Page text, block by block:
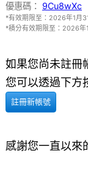
優惠碼： 9Cu8wXc
*有效期限至：2026年1月
*積分有效期限至：2026年
如果您尚未註冊
您可以透過下方
註冊新帳號
感謝您一直以來